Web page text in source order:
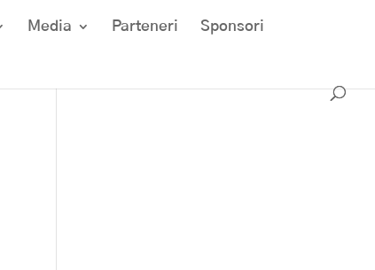
Media Parteneri Sponsori